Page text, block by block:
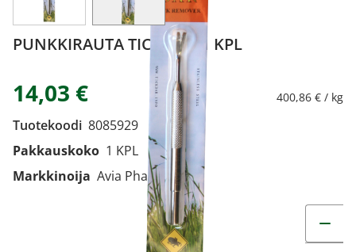
PUNKKIRAUTA TICK BAR 1 KPL
14,03 € 400,86 € / kg
Tuotekoodi 8085929
Pakkauskoko 1 KPL
Markkinoija Avia Pharma Oy